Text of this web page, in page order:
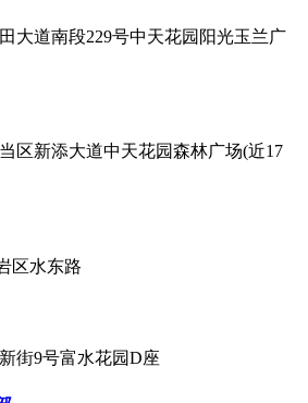
大道南段229号中天花园阳光玉兰广
区新添大道中天花园森林广场(近17
区水东路
街9号富水花园D座